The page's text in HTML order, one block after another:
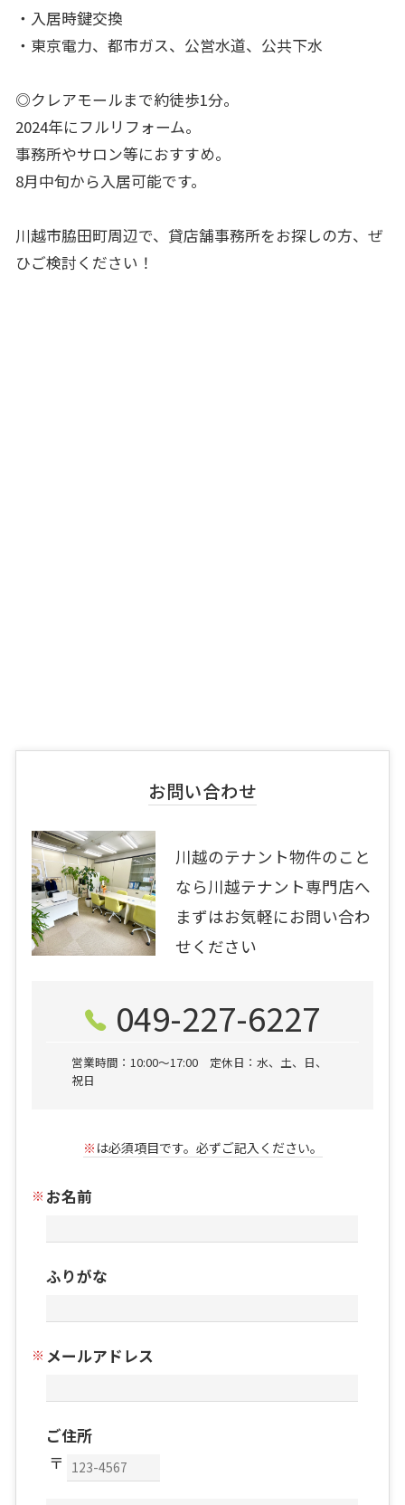
・入居時鍵交換
・東京電力、都市ガス、公営水道、公共下水
◎クレアモールまで約徒歩1分。
2024年にフルリフォーム。
事務所やサロン等におすすめ。
8月中旬から入居可能です。
川越市脇田町周辺で、貸店舗事務所をお探しの方、ぜ
ひご検討ください！
お問い合わせ
川越のテナント物件のこと
なら川越テナント専門店へ
まずはお気軽にお問い合わ
せください
049-227-6227
営業時間：10:00〜17:00 定休日：水、土、日、
祝日
※ は必須項目です。必ずご記入ください。
お名前
ふりがな
メールアドレス
ご住所